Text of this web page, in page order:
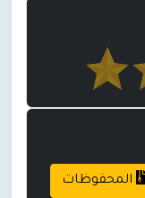
المحفوظات